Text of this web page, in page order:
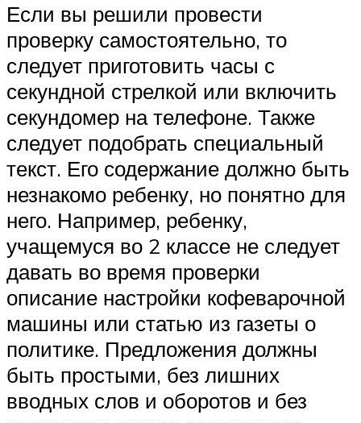
Если вы решили провести
проверку самостоятельно, то
следует приготовить часы с
секундной стрелкой или включить
секундомер на телефоне. Также
следует подобрать специальный
текст. Его содержание должно быть
незнакомо ребенку, но понятно для
него. Например, ребенку,
учащемуся во 2 классе не следует
давать во время проверки
описание настройки кофеварочной
машины или статью из газеты о
политике. Предложения должны
быть простыми, без лишних
вводных слов и оборотов и без